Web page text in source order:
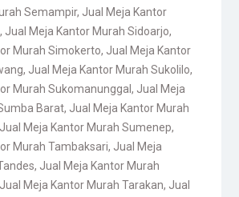
Semampir, Jual Meja Kantor
, Jual Meja Kantor Murah Sidoarjo,
Murah Simokerto, Jual Meja Kantor
, Jual Meja Kantor Murah Sukolilo,
Murah Sukomanunggal , Jual Meja
Barat, Jual Meja Kantor Murah
Jual Meja Kantor Murah Sumenep,
Murah Tambaksari, Jual Meja
, Jual Meja Kantor Murah
Jual Meja Kantor Murah Tarakan, Jual